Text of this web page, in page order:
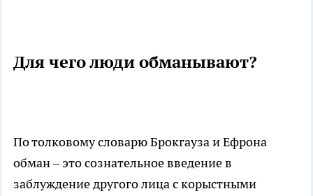
Для чего люди обманывают?
По толковому словарю Брокгауза и Ефрона
обман – это сознательное введение в
заблуждение другого лица с корыстными